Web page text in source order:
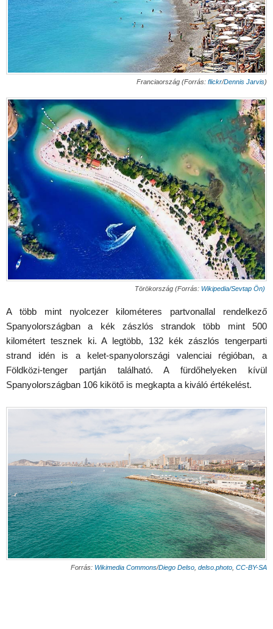
Franciaország (Forrás: flickr/Dennis Jarvis)
Törökország (Forrás: Wikipedia/Sevtap Ön)
A több mint nyolcezer kilométeres partvonallal rendelkező
Spanyolországban a kék zászlós strandok több mint 500
kilométert tesznek ki. A legtöbb, 132 kék zászlós tengerparti
strand idén is a kelet-spanyolországi valenciai régióban, a
Földközi-tenger partján található. A fürdőhelyeken kívül
Spanyolországban 106 kikötő is megkapta a kiváló értékelést.
Forrás: Wikimedia Commons/Diego Delso delso.photo CC-BY-SA